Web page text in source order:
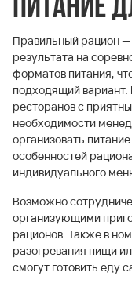
Питание
Правильный рацион
результата на
форматов питания,
подходящий вариант.
ресторанов с
необходимости
организовать
особенностей
индивидуального
Возможно
организующими
рационов. Также в
разогревания пищи
смогут готовить еду